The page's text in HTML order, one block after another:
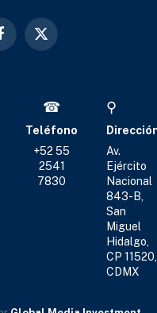
Facebook
X
☎
Teléfono
+52 55
2541
7830
⚲
Av.
Ejército
Nacional
843-B,
San
Miguel
Hidalgo,
CP 11520,
CDMX